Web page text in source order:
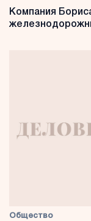
Компания
Общество